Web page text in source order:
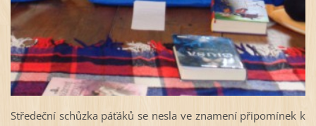
Středeční schůzka páťáků se nesla ve znamení připomínek k